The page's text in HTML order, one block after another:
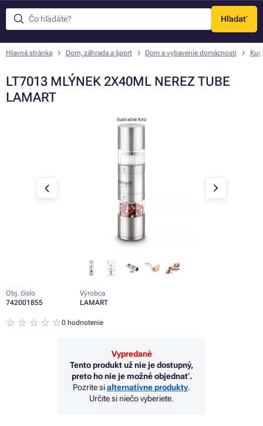
Hľadať
Menu
Hlavná stránka Dom, záhrada a šport Dom a vybavenie domácnosti
LT7013 MLÝNEK 2X40ML NEREZ TUBE
LAMART
ilustračné foto
Obj. číslo
742001855
Výrobca
LAMART
0 hodnotenie
Vypredané
Tento produkt už nie je dostupný,
preto ho nie je možné objednať.
Pozrite sialternatívne produkty.
Určite si niečo vyberiete.